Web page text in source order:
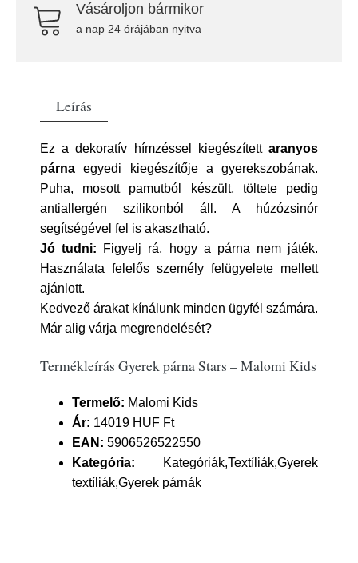
Vásároljon bármikor
a nap 24 órájában nyitva
Leírás
Ez a dekoratív hímzéssel kiegészített aranyos
párna egyedi kiegészítője a gyerekszobának.
Puha, mosott pamutból készült, töltete pedig
antiallergén szilikonból áll. A húzózsinór
segítségével fel is akasztható.
Jó tudni: Figyelj rá, hogy a párna nem játék.
Használata felelős személy felügyelete mellett
ajánlott.
Kedvező árakat kínálunk minden ügyfél számára.
Már alig várja megrendelését?
Termékleírás Gyerek párna Stars – Malomi Kids
Termelő: Malomi Kids
Ár: 14019 HUF Ft
EAN: 5906526522550
Kategória: Kategóriák,Textíliák,Gyerek
textíliák,Gyerek párnák